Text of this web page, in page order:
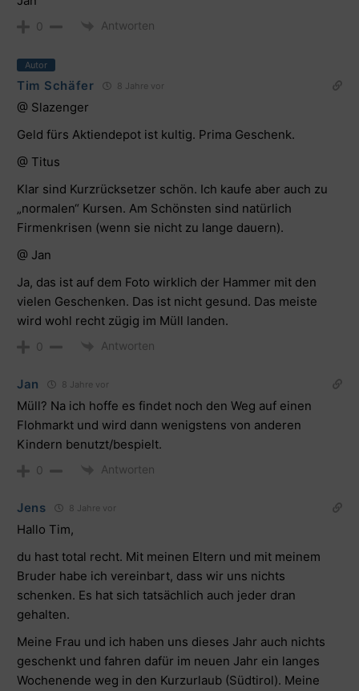
0 Antworten
Autor
Tim Schäfer 8 Jahre vor
@ Slazenger
Geld fürs Aktiendepot ist kultig. Prima Geschenk.
@ Titus
Klar sind Kurzrücksetzer schön. Ich kaufe aber auch zu
„normalen“ Kursen. Am Schönsten sind natürlich
Firmenkrisen (wenn sie nicht zu lange dauern).
@ Jan
Ja, das ist auf dem Foto wirklich der Hammer mit den
vielen Geschenken. Das ist nicht gesund. Das meiste
wird wohl recht zügig im Müll landen.
0 Antworten
Jan 8 Jahre vor
Müll? Na ich hoffe es findet noch den Weg auf einen
Flohmarkt und wird dann wenigstens von anderen
Kindern benutzt/bespielt.
0 Antworten
Jens 8 Jahre vor
Hallo Tim,
du hast total recht. Mit meinen Eltern und mit meinem
Bruder habe ich vereinbart, dass wir uns nichts
schenken. Es hat sich tatsächlich auch jeder dran
gehalten.
Meine Frau und ich haben uns dieses Jahr auch nichts
geschenkt und fahren dafür im neuen Jahr ein langes
Wochenende weg in den Kurzurlaub (Südtirol). Meine